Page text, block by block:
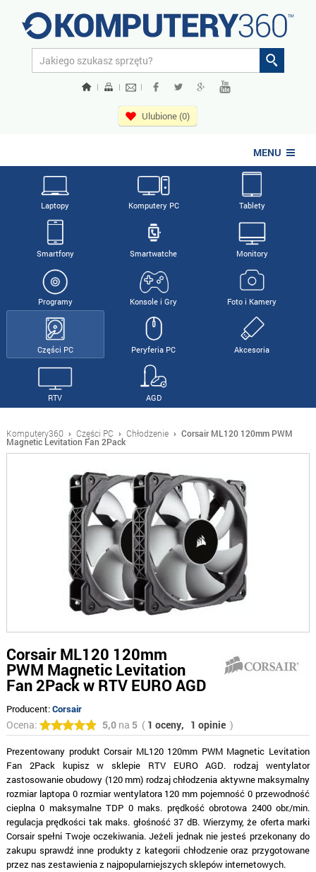
| | |
Ulubione (0)
MENU
Laptopy Komputery PC Tablety
Smartfony Smartwatche Monitory
Programy Konsole i Gry Foto i Kamery
Części PC Peryferia PC Akcesoria
RTV AGD
Komputery360 › Części PC › Chłodzenie › Corsair ML120 120mm PWM
Magnetic Levitation Fan 2Pack
Corsair ML120 120mm
PWM Magnetic Levitation
Fan 2Pack w RTV EURO AGD
Producent:Corsair
Ocena: 5,0na 5( 1 oceny, 1 opinie )
Prezentowany produkt Corsair ML120 120mm PWM Magnetic Levitation
Fan 2Pack kupisz w sklepie RTV EURO AGD. rodzaj wentylator
zastosowanie obudowy (120 mm) rodzaj chłodzenia aktywne maksymalny
rozmiar laptopa 0 rozmiar wentylatora 120 mm pojemność 0 przewodność
cieplna 0 maksymalne TDP 0 maks. prędkość obrotowa 2400 obr./min.
regulacja prędkości tak maks. głośność 37 dB. Wierzymy, że oferta marki
Corsair spełni Twoje oczekiwania. Jeżeli jednak nie jesteś przekonany do
zakupu sprawdź inne produkty z kategorii chłodzenie oraz przygotowane
przez nas zestawienia z najpopularniejszych sklepów internetowych.